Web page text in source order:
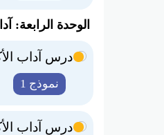
الوحدة الرابعة:
درس آداب
نموذج 1
درس آداب